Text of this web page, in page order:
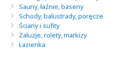
Sauny, łaźnie, baseny
Schody, balustrady, poręcze
Ściany i sufity
Żaluzje, rolety, markizy
Łazienka